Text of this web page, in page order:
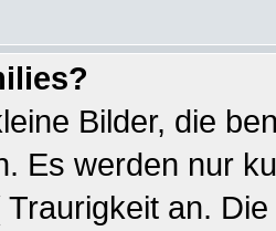
Bilder, die
Es werden nur
an.